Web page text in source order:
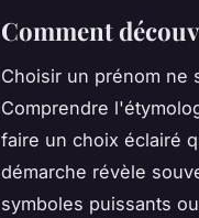
Comment
Choisir un prénom ne
Comprendre
faire un choix éclairé
démarche révèle
symboles puissants